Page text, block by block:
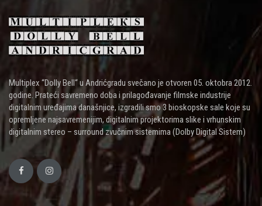
Multiplex “Dolly Bell“ u Andrićgradu svečano je otvoren 05. oktobra 2012.
godine. Prateći savremeno doba i prilagođavanje filmske industrije
digitalnim uređajima današnjice, izgradili smo 3 bioskopske sale koje su
opremljene najsavremenijim, digitalnim projektorima slike i vrhunskim
digitalnim stereo – surround zvučnim sistemima (Dolby Digital Sistem)